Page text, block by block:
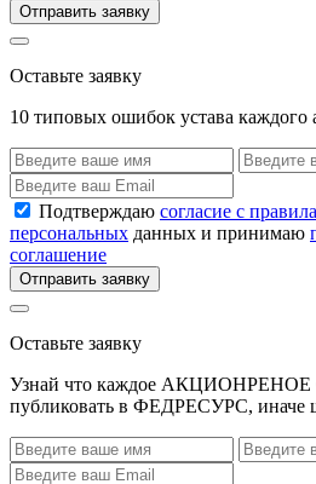
Отправить заявку
Оставьте заявку
10 типовых ошибок устава каждого
Подтверждаю согласие с
персональных данных и принимаю
соглашение
Отправить заявку
Оставьте заявку
Узнай что каждое
публиковать в ФЕДРЕСУРС, иначе